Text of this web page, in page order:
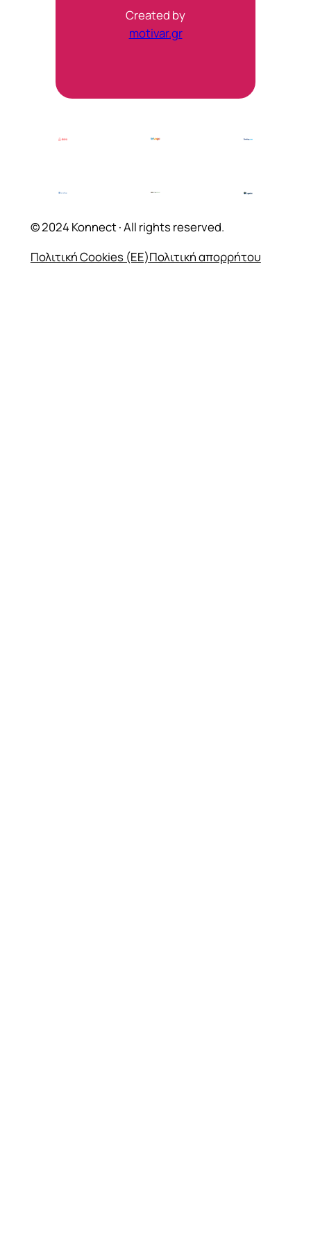
Created by
motivar.gr
© 2024 Konnect · All rights reserved.
Πολιτική Cookies (ΕΕ)Πολιτική απορρήτου